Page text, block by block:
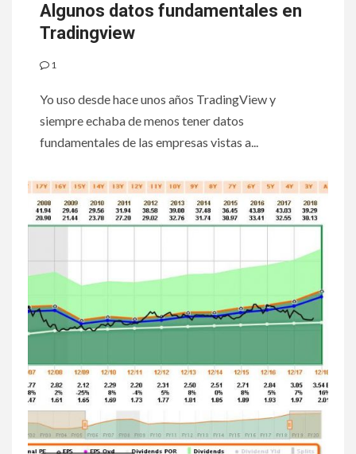
Algunos datos fundamentales en
Tradingview
1
Yo uso desde hace unos años TradingView y
siempre echaba de menos tener datos
fundamentales de las empresas vistas a...